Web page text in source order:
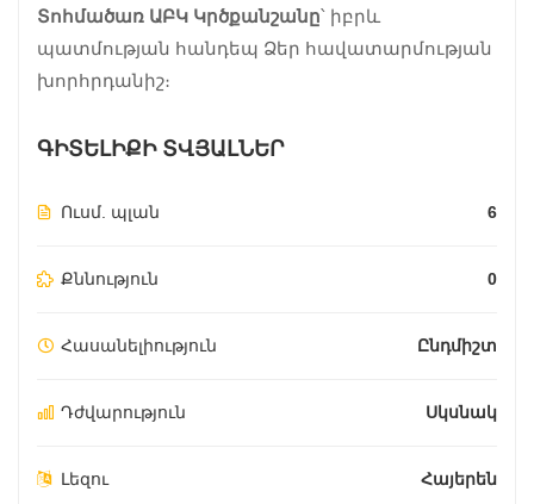
Տոհմածառ ԱԲԿ Կրծքանշանը՝ իբրև
պատմության հանդեպ Ձեր հավատարմության
խորհրդանիշ։
ԳԻՏԵԼԻՔԻ ՏՎՅԱԼՆԵՐ
Ուսմ. պլան 6
Քննություն 0
Հասանելիություն Ընդմիշտ
Դժվարություն Սկսնակ
Լեզու Հայերեն